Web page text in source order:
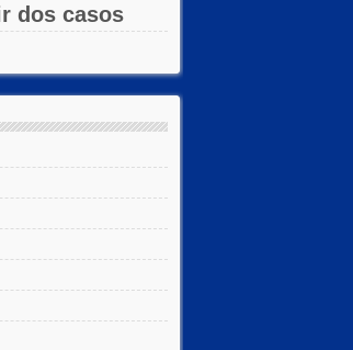
dos casos